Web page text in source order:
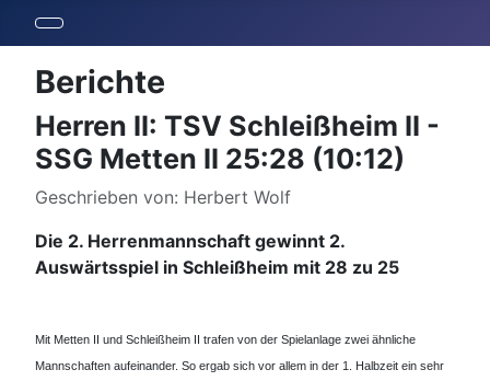
Berichte
Herren II: TSV Schleißheim II -
SSG Metten II 25:28 (10:12)
Details
Geschrieben von: Herbert Wolf
Die 2. Herrenmannschaft gewinnt 2.
Auswärtsspiel in Schleißheim mit 28 zu 25
Mit Metten II und Schleißheim II trafen von der Spielanlage zwei ähnliche
Mannschaften aufeinander. So ergab sich vor allem in der 1. Halbzeit ein sehr